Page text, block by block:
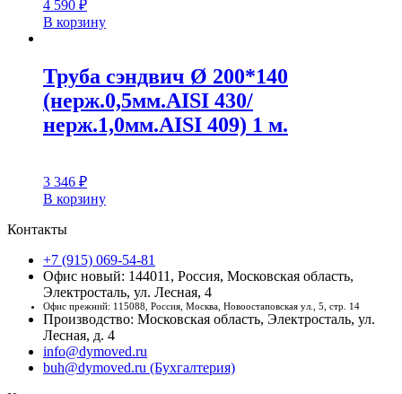
4 590 ₽
В корзину
Труба сэндвич Ø 200*140
(нерж.0,5мм.AISI 430/
нерж.1,0мм.AISI 409) 1 м.
3 346 ₽
В корзину
Контакты
+7 (915) 069-54-81
Офис новый: 144011, Россия, Московская область,
Электросталь, ул. Лесная, 4
Офис прежний: 115088, Россия, Москва, Новоостаповская ул., 5, стр. 14
Производство: Московская область, Электросталь, ул.
Лесная, д. 4
info@dymoved.ru
buh@dymoved.ru (Бухгалтерия)